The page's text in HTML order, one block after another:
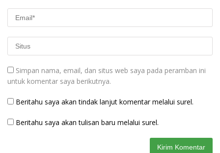
Simpan nama, email, dan situs web saya pada peramban ini
untuk komentar saya berikutnya.
Beritahu saya akan tindak lanjut komentar melalui surel.
Beritahu saya akan tulisan baru melalui surel.